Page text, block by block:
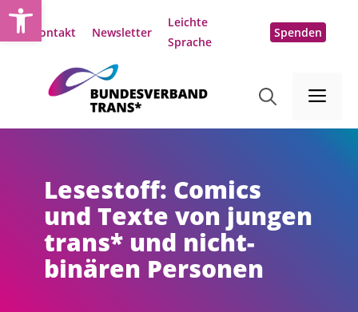
Zum
Inhalt
Kontakt Newsletter
Leichte
Sprache
Spenden
Lesestoff: Comics
und Texte von jungen
trans* und nicht-
binären Personen